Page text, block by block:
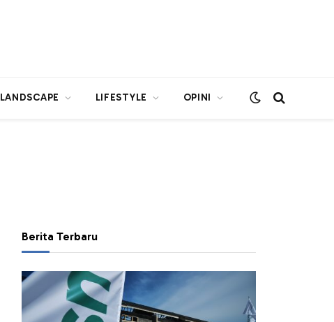
LANDSCAPE LIFESTYLE OPINI
Berita Terbaru